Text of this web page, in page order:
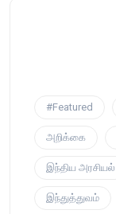
#Featured
அறிக்கை
இந்திய அரசியல்
இந்துத்துவம்